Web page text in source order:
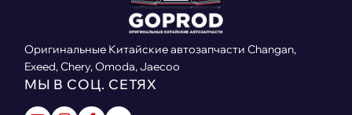
Оригинальные Китайские автозапчасти Changan,
Exeed, Chery, Omoda, Jaecoo
МЫ В СОЦ. СЕТЯХ